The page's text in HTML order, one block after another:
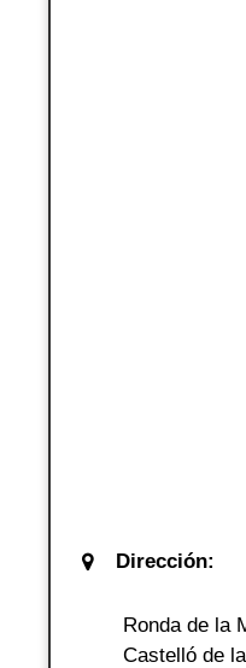
Dirección:
Ronda de la
Castelló de